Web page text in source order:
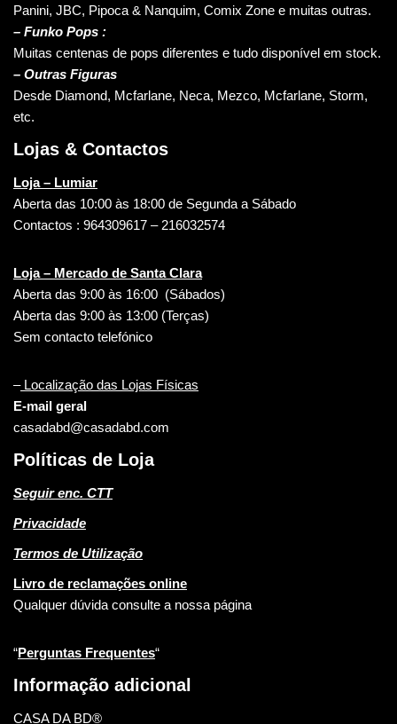
Panini, JBC, Pipoca & Nanquim, Comix Zone e muitas outras.
– Funko Pops :
Muitas centenas de pops diferentes e tudo disponível em stock.
– Outras Figuras
Desde Diamond, Mcfarlane, Neca, Mezco, Mcfarlane, Storm,
etc.
Lojas & Contactos
Loja – Lumiar
Aberta das 10:00 às 18:00 de Segunda a Sábado
Contactos : 964309617 – 216032574
Loja – Mercado de Santa Clara
Aberta das 9:00 às 16:00 (Sábados)
Aberta das 9:00 às 13:00 (Terças)
Sem contacto telefónico
–Localização das Lojas Físicas
E-mail geral
casadabd@casadabd.com
Políticas de Loja
Seguir enc. CTT
Privacidade
Termos de Utilização
Livro de reclamações online
Qualquer dúvida consulte a nossa página
“Perguntas Frequentes“
Informação adicional
CASA DA BD®